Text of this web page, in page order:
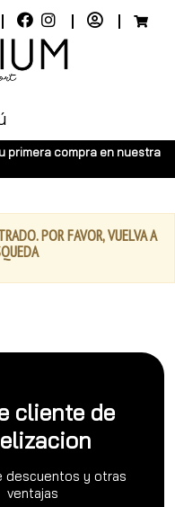
primera compra en nuestra
POR FAVOR, VUELVA A
cliente de
descuentos y otras
ventajas